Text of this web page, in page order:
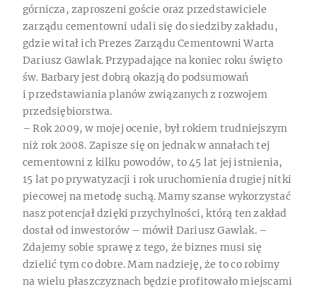
górnicza, zaproszeni goście oraz przedstawiciele
zarządu cementowni udali się do siedziby zakładu,
gdzie witał ich Prezes Zarządu Cementowni Warta
Dariusz Gawlak. Przypadające na koniec roku święto
św. Barbary jest dobrą okazją do podsumowań
i przedstawiania planów związanych z rozwojem
przedsiębiorstwa.
– Rok 2009, w mojej ocenie, był rokiem trudniejszym
niż rok 2008. Zapisze się on jednak w annałach tej
cementowni z kilku powodów, to 45 lat jej istnienia,
15 lat po prywatyzacji i rok uruchomienia drugiej nitki
piecowej na metodę suchą. Mamy szanse wykorzystać
nasz potencjał dzięki przychylności, którą ten zakład
dostał od inwestorów – mówił Dariusz Gawlak. –
Zdajemy sobie sprawę z tego, że biznes musi się
dzielić tym co dobre. Mam nadzieję, że to co robimy
na wielu płaszczyznach będzie profitowało miejscami